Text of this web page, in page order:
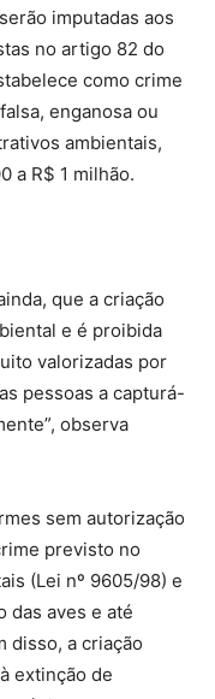
imputadas aos
no artigo 82 do
como crime
enganosa ou
ambientais,
a R$ 1 milhão.
que a criação
e é proibida
valorizadas por
pessoas a capturá-
observa
sem autorização
previsto no
(Lei nº 9605/98) e
das aves e até
disso, a criação
extinção de